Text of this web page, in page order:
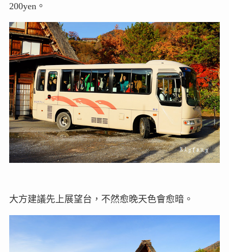
200yen。
大方建議先上展望台，不然愈晚天色會愈暗。